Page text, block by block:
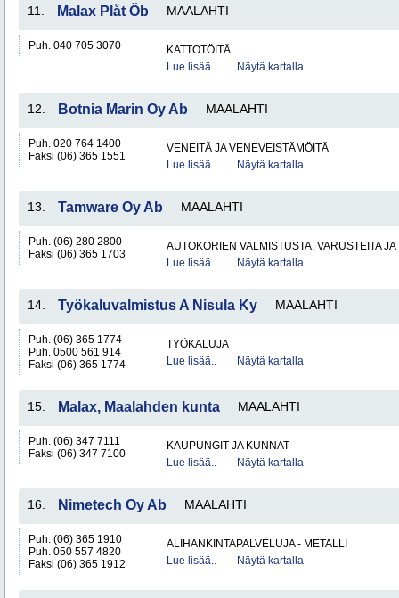
11. Malax Plåt Öb MAALAHTI
Puh. 040 705 3070
KATTOTÖITÄ
Lue lisää..
Näytä kartalla
12. Botnia Marin Oy Ab MAALAHTI
Puh. 020 764 1400
Faksi (06) 365 1551
VENEITÄ JA VENEVEISTÄMÖITÄ
Lue lisää..
Näytä kartalla
13. Tamware Oy Ab MAALAHTI
Puh. (06) 280 2800
Faksi (06) 365 1703
AUTOKORIEN VALMISTUSTA, VARUSTEITA JA
Lue lisää..
Näytä kartalla
14. Työkaluvalmistus A Nisula Ky MAALAHTI
Puh. (06) 365 1774
Puh. 0500 561 914
Faksi (06) 365 1774
TYÖKALUJA
Lue lisää..
Näytä kartalla
15. Malax, Maalahden kunta MAALAHTI
Puh. (06) 347 7111
Faksi (06) 347 7100
KAUPUNGIT JA KUNNAT
Lue lisää..
Näytä kartalla
16. Nimetech Oy Ab MAALAHTI
Puh. (06) 365 1910
Puh. 050 557 4820
Faksi (06) 365 1912
ALIHANKINTAPALVELUJA - METALLI
Lue lisää..
Näytä kartalla